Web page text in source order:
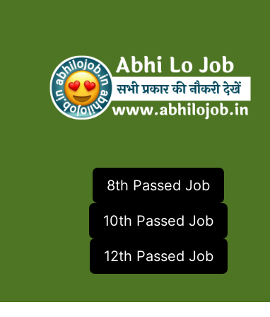
8th Passed Job
10th Passed Job
12th Passed Job